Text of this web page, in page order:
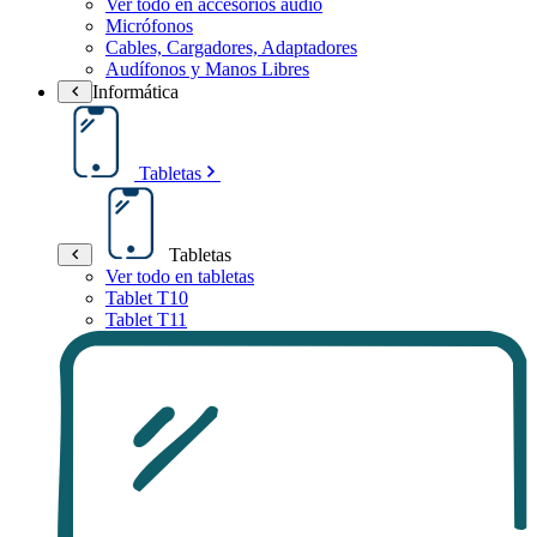
Micrófonos
Cables, Cargadores, Adaptadores
Audífonos y Manos Libres
Informática
Tabletas
Tabletas
Ver todo en tabletas
Tablet T10
Tablet T11